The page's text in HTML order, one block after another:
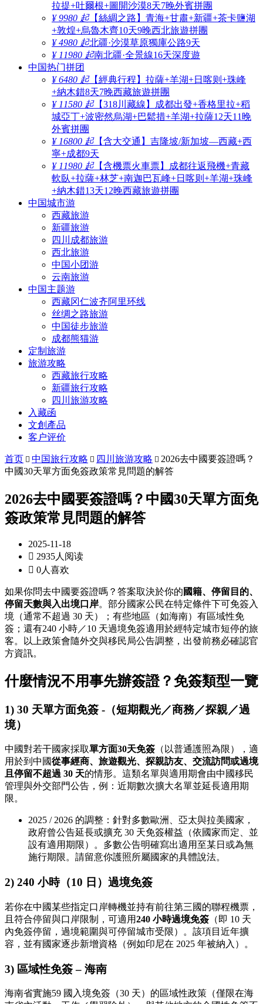
拉提+吐爾根+圖開沙漠8天7晚外賓拼團
¥ 9980 起【絲綢之路】青海+甘肅+新疆+茶卡鹽湖
+敦煌+烏魯木齊10天9晚西北旅遊拼團
¥ 4980 起北疆·沙漠草原獨庫公路9天
¥ 11980 起南北疆·全景線16天深度遊
中国热门拼团
¥ 6480 起【經典行程】拉薩+羊湖+日喀则+珠峰
+納木錯8天7晚西藏旅遊拼團
¥ 11580 起【318川藏線】成都出發+香格里拉+稻
城亞丁+波密然烏湖+巴鬆措+羊湖+拉薩12天11晚
外賓拼團
¥ 16800 起【含大交通】吉隆坡/新加坡—西藏+西
寧+成都9天
¥ 11980 起【含機票火車票】成都往返飛機+青藏
軟臥+拉薩+林芝+南迦巴瓦峰+日喀则+羊湖+珠峰
+納木錯13天12晚西藏旅遊拼團
中国城市游
西藏旅游
新疆旅游
四川成都旅游
西北旅游
中国小团游
云南旅游
中国主题游
西藏冈仁波齐阿里环线
丝绸之路旅游
中国徒步旅游
成都熊猫游
定制旅游
旅游攻略
西藏旅行攻略
新疆旅行攻略
四川旅游攻略
入藏函
文創產品
客户评价
首页  中国旅行攻略  四川旅游攻略  2026去中國要簽證嗎？
中國30天單方面免簽政策常見問題的解答
2026去中國要簽證嗎？中國30天單方面免
簽政策常見問題的解答
2025-11-18
 2935人阅读
 0人喜欢
如果你問去中國要簽證嗎？答案取決於你的 國籍、停留目的、
停留天數與入出境口岸。部分國家公民在特定條件下可免簽入
境（通常不超過 30 天）；有些地區（如海南）有區域性免
簽；還有240 小時／10 天過境免簽適用於經特定城市短停的旅
客。以上政策會隨外交與移民局公告調整，出發前務必確認官
方資訊。
什麼情況不用事先辦簽證？免簽類型一覽
1) 30 天單方面免簽 -（短期觀光／商務／探親／過
境）
中國對若干國家採取單方面30天免簽 （以普通護照為限），適
用於到中國從事經商、旅遊觀光、探親訪友、交流訪問或過境
且停留不超過 30 天的情形。這類名單與適用期會由中國移民
管理與外交部門公告，例：近期數次擴大名單並延長適用期
限。
2025 / 2026 的調整：針對多數歐洲、亞太與拉美國家，
政府曾公告延長或擴充 30 天免簽權益（依國家而定、並
設有適用期限）。多數公告明確寫出適用至某日或為無
施行期限。請留意你護照所屬國家的具體說法。
2) 240 小時（10 日）過境免簽
若你在中國某些指定口岸轉機並持有前往第三國的聯程機票，
且符合停留與口岸限制，可適用240 小時過境免簽 （即 10 天
內免簽停留，過境範圍與可停留城市受限）。該項目近年擴
容，並有國家逐步新增資格（例如印尼在 2025 年被納入）。
3) 區域性免簽 – 海南
海南省實施59 國入境免簽（30 天）的區域性政策（僅限在海